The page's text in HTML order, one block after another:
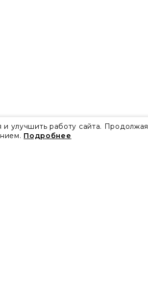
улучшить работу сайта. Продолжая
Подробнее